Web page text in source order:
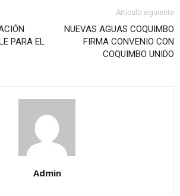
PARA EL
Artículo siguiente
NUEVAS AGUAS COQUIMBO
FIRMA CONVENIO CON
COQUIMBO UNIDO
Admin